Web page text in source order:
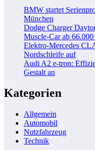
BMW startet
München
Dodge Charger
Muscle-Car ab
Elektro-Mercedes
Nordschleife auf
Audi A2 e-tron:
Gestalt an
Kategorien
Allgemein
Automobil
Nutzfahrzeug
Technik